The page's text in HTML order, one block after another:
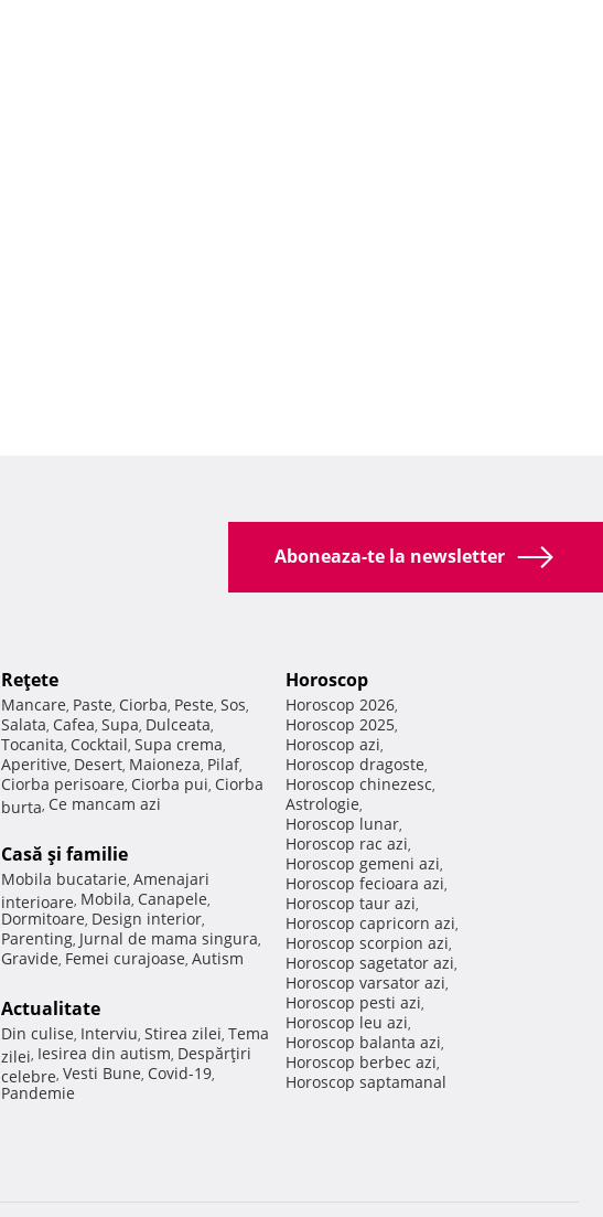
Aboneaza-te la newsletter
Reţete
Mancare, Paste, Ciorba, Peste, Sos,
Salata, Cafea, Supa, Dulceata,
Tocanita, Cocktail, Supa crema,
Aperitive, Desert, Maioneza, Pilaf,
Ciorba perisoare, Ciorba pui, Ciorba
burta, Ce mancam azi
Casă şi familie
Mobila bucatarie, Amenajari
interioare, Mobila, Canapele,
Dormitoare, Design interior,
Parenting, Jurnal de mama singura,
Gravide, Femei curajoase, Autism
Actualitate
Din culise, Interviu, Stirea zilei, Tema
zilei, Iesirea din autism, Despărţiri
celebre, Vesti Bune, Covid-19,
Pandemie
Horoscop
Horoscop 2026,
Horoscop 2025,
Horoscop azi,
Horoscop dragoste,
Horoscop chinezesc,
Astrologie,
Horoscop lunar,
Horoscop rac azi,
Horoscop gemeni azi,
Horoscop fecioara azi,
Horoscop taur azi,
Horoscop capricorn azi,
Horoscop scorpion azi,
Horoscop sagetator azi,
Horoscop varsator azi,
Horoscop pesti azi,
Horoscop leu azi,
Horoscop balanta azi,
Horoscop berbec azi,
Horoscop saptamanal